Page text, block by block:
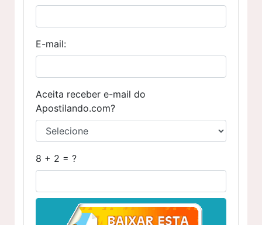
E-mail:
Aceita receber e-mail do
Apostilando.com?
8 + 2 = ?